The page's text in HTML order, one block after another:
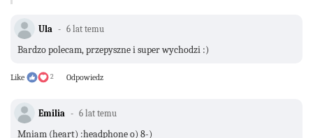
Ula 6 lat temu
Bardzo polecam, przepyszne i super wychodzi :)
Like 2 Odpowiedz
Emilia 6 lat temu
Mniam (heart) :headphone o) 8-)